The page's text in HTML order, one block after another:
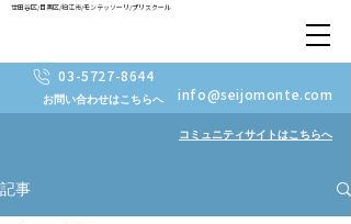
お問い合わせはこちらへ
03-5727-8644
info@seijomonte.com
コミュニティサイトはこちらへ
世田谷区/目黒区/狛江市/モンテッソーリ/プリスクール
記事